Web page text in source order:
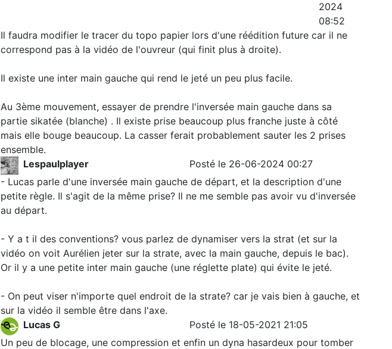
2024
08:52
Il faudra modifier le tracer du topo papier lors d'une réédition future car il ne
correspond pas à la vidéo de l'ouvreur (qui finit plus à droite).
Il existe une inter main gauche qui rend le jeté un peu plus facile.
Au 3ème mouvement, essayer de prendre l'inversée main gauche dans sa
partie sikatée (blanche) . Il existe prise beaucoup plus franche juste à côté
mais elle bouge beaucoup. La casser ferait probablement sauter les 2 prises
ensemble.
Lespaulplayer
Posté le 26-06-2024 00:27
- Lucas parle d'une inversée main gauche de départ, et la description d'une
petite règle. Il s'agit de la même prise? Il ne me semble pas avoir vu d'inversée
au départ.
- Y a t il des conventions? vous parlez de dynamiser vers la strat (et sur la
vidéo on voit Aurélien jeter sur la strate, avec la main gauche, depuis le bac).
Or il y a une petite inter main gauche (une réglette plate) qui évite le jeté.
- On peut viser n'importe quel endroit de la strate? car je vais bien à gauche, et
sur la vidéo il semble être dans l'axe.
Lucas G
Posté le 18-05-2021 21:05
Un peu de blocage, une compression et enfin un dyna hasardeux pour tomber